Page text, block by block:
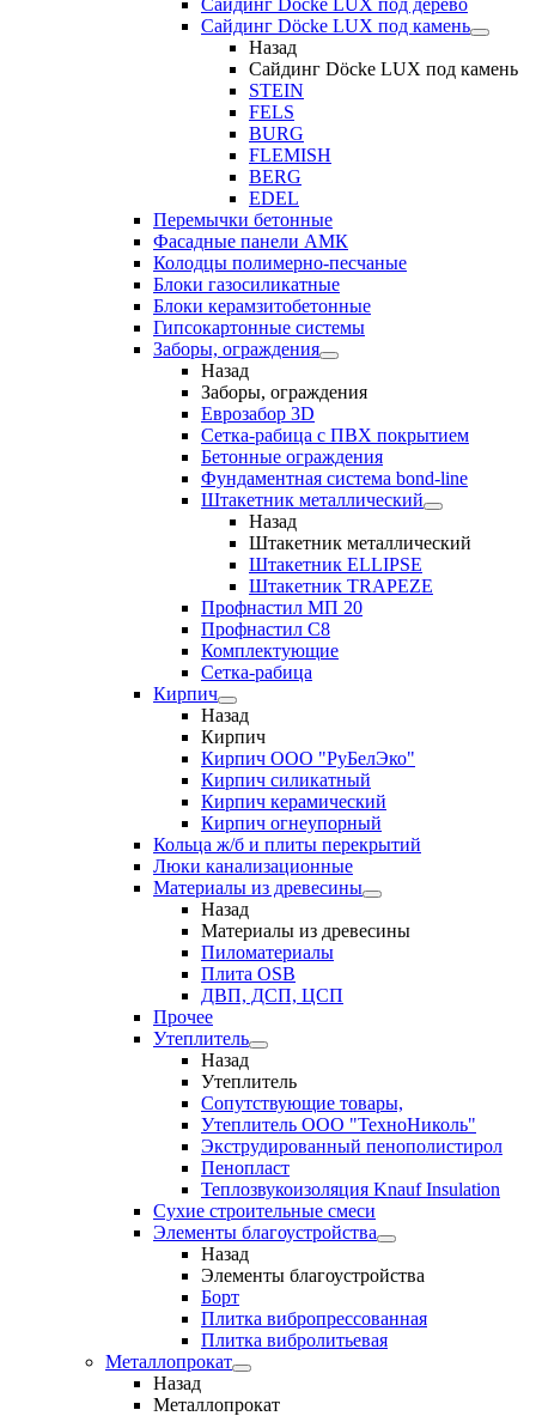
Сайдинг Döcke LUX под дерево
Сайдинг Döcke LUX под камень
Назад
Сайдинг Döcke LUX под камень
STEIN
FELS
BURG
FLEMISH
BERG
EDEL
Перемычки бетонные
Фасадные панели АМК
Колодцы полимерно-песчаные
Блоки газосиликатные
Блоки керамзитобетонные
Гипсокартонные системы
Заборы, ограждения
Назад
Заборы, ограждения
Еврозабор 3D
Сетка-рабица с ПВХ покрытием
Бетонные ограждения
Фундаментная система bond-line
Штакетник металлический
Назад
Штакетник металлический
Штакетник ELLIPSE
Штакетник TRAPEZE
Профнастил МП 20
Профнастил С8
Комплектующие
Сетка-рабица
Кирпич
Назад
Кирпич
Кирпич ООО "РуБелЭко"
Кирпич силикатный
Кирпич керамический
Кирпич огнеупорный
Кольца ж/б и плиты перекрытий
Люки канализационные
Материалы из древесины
Назад
Материалы из древесины
Пиломатериалы
Плита OSB
ДВП, ДСП, ЦСП
Прочее
Утеплитель
Назад
Утеплитель
Сопутствующие товары,
Утеплитель ООО "ТехноНиколь"
Экструдированный пенополистирол
Пенопласт
Теплозвукоизоляция Knauf Insulation
Сухие строительные смеси
Элементы благоустройства
Назад
Элементы благоустройства
Борт
Плитка вибропрессованная
Плитка вибролитьевая
Металлопрокат
Назад
Металлопрокат